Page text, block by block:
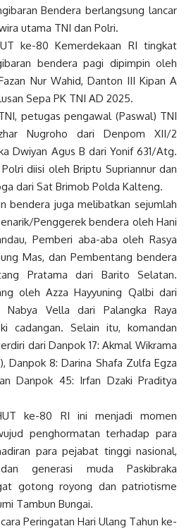
Bendera berlangsung lancar
utama TNI dan Polri.
ke-80 Kemerdekaan RI tingkat
bendera pagi dipimpin oleh
Nur Wahid, Danton III Kipan A
Sepa PK TNI AD 2025.
petugas pengawal (Paswal) TNI
Nugroho dari Denpom XII/2
Dwiyan Agus B dari Yonif 631/Atg.
diisi oleh Briptu Supriannur dan
dari Sat Brimob Polda Kalteng.
bendera juga melibatkan sejumlah
Penggerek bendera oleh Hani
Pemberi aba-aba oleh Rasya
Mas, dan Pembentang bendera
Pratama dari Barito Selatan.
oleh Azza Hayyuning Qalbi dari
Nabya Vella dari Palangka Raya
cadangan. Selain itu, komandan
dari Danpok 17: Akmal Wikrama
Danpok 8: Darina Shafa Zulfa Egza
Danpok 45: Irfan Dzaki Praditya
ke-80 RI ini menjadi momen
penghormatan terhadap para
para pejabat tinggi nasional,
generasi muda Paskibraka
gotong royong dan patriotisme
Tambun Bungai.
Peringatan Hari Ulang Tahun ke-